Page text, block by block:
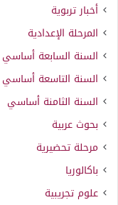
أخبار تربوية
المرحلة الإعدادية
السنة السابعة أساسي
السنة التاسعة أساسي
السنة الثامنة أساسي
بحوث عربية
مرحلة تحضيرية
باكالوريا
علوم تجريبية